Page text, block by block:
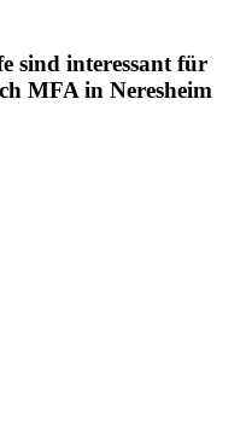
sind interessant für
MFAin Neresheim